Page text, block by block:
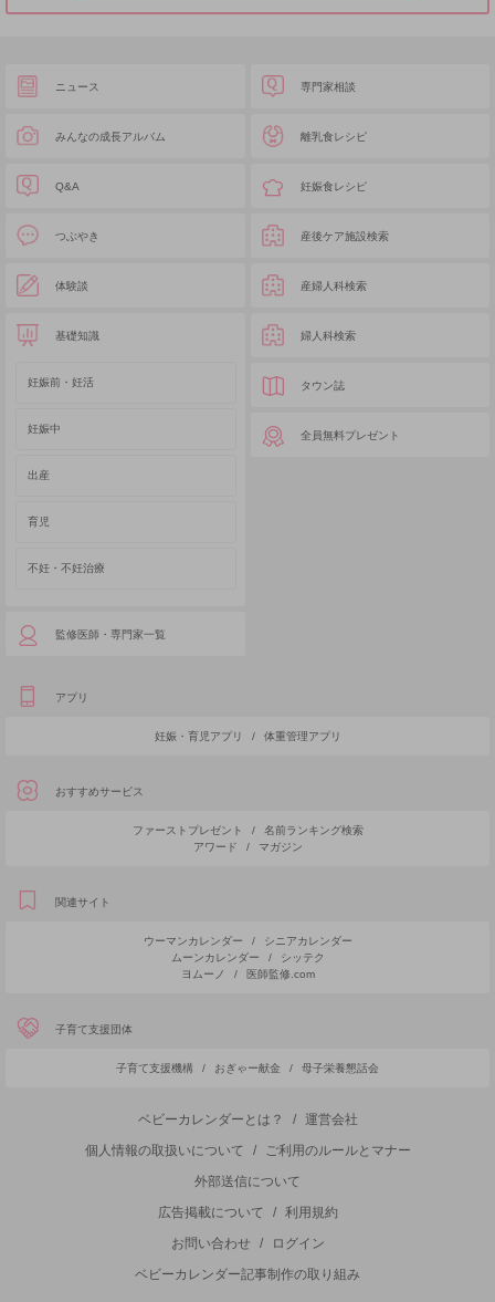
ニュース
みんなの成長アルバム
Q&A
つぶやき
体験談
基礎知識
妊娠前・妊活
妊娠中
出産
育児
不妊・不妊治療
監修医師・専門家一覧
専門家相談
離乳食レシピ
妊娠食レシピ
産後ケア施設検索
産婦人科検索
婦人科検索
タウン誌
全員無料プレゼント
アプリ
妊娠・育児アプリ / 体重管理アプリ
おすすめサービス
ファーストプレゼント /
名前ランキング検索
アワード
/ マガジン
関連サイト
ウーマンカレンダー /
シニアカレンダー
ムーンカレンダー
/
シッテク
ヨムーノ
/ 医師監修.com
子育て支援団体
子育て支援機構 / おぎゃー献金 / 母子栄養懇話会
ベビーカレンダーとは？ /
運営会社
個人情報の取扱いについて
/
ご利用のルールとマナー
外部送信について
広告掲載について
/
利用規約
お問い合わせ
/
ログイン
ベビーカレンダー記事制作の取り組み